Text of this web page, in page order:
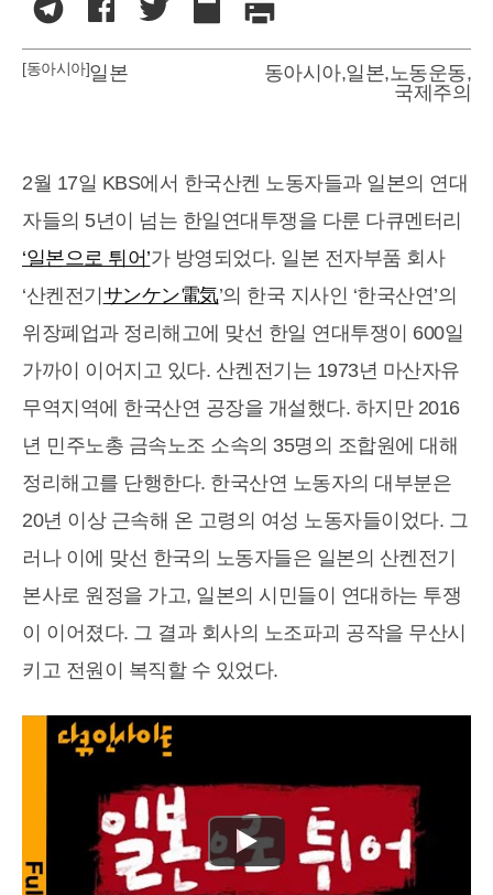
[동아시아]일본 동아시아,일본, 노동운동,
국제주의
2월 17일 KBS에서 한국산켄 노동자들과 일본의 연대
자들의 5년이 넘는 한일연대투쟁을 다룬 다큐멘터리
‘일본으로 튀어’가 방영되었다. 일본 전자부품 회사
‘산켄전기サンケン電気’의 한국 지사인 ‘한국산연’의
위장폐업과 정리해고에 맞선 한일 연대투쟁이 600일
가까이 이어지고 있다. 산켄전기는 1973년 마산자유
무역지역에 한국산연 공장을 개설했다. 하지만 2016
년 민주노총 금속노조 소속의 35명의 조합원에 대해
정리해고를 단행한다. 한국산연 노동자의 대부분은
20년 이상 근속해 온 고령의 여성 노동자들이었다. 그
러나 이에 맞선 한국의 노동자들은 일본의 산켄전기
본사로 원정을 가고, 일본의 시민들이 연대하는 투쟁
이 이어졌다. 그 결과 회사의 노조파괴 공작을 무산시
키고 전원이 복직할 수 있었다.